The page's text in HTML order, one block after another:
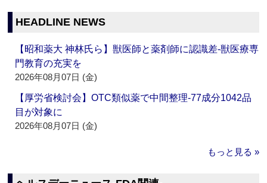
HEADLINE NEWS
【昭和薬大 神林氏ら】獣医師と薬剤師に認識差‐獣医療専
門教育の充実を
2026年08月07日 (金)
【厚労省検討会】OTC類似薬で中間整理‐77成分1042品
目が対象に
2026年08月07日 (金)
もっと見る »